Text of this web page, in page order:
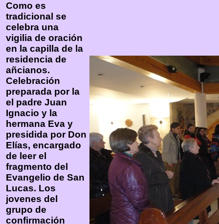
Como es
tradicional se
celebra una
vigilia de oración
en la capilla de la
residencia de
añcianos.
Celebración
preparada por la
el padre Juan
Ignacio y la
hermana Eva y
presidida por Don
Elías, encargado
de leer el
fragmento del
Evangelio de San
Lucas. Los
jovenes del
grupo de
confirmación